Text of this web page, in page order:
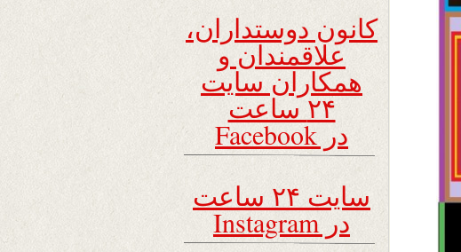
کانون دوستداران،
علاقمندان و
همکاران سایت
۲۴ ساعت
در Facebook
سایت ۲۴ ساعت
در Instagram